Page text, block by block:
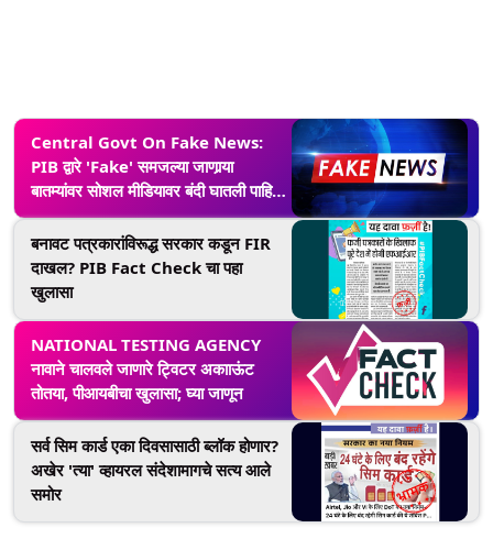
Central Govt On Fake News:
PIB द्वारे 'Fake' समजल्या जाणार्‍या
बातम्यांवर सोशल मीडियावर बंदी घातली पाहिजे
- केंद्र सरकार
बनावट पत्रकारांविरूद्ध सरकार कडून FIR
दाखल? PIB Fact Check चा पहा
खुलासा
NATIONAL TESTING AGENCY
नावाने चालवले जाणारे ट्विटर अकााऊंट
तोतया, पीआयबीचा खुलासा; घ्या जाणून
सर्व सिम कार्ड एका दिवसासाठी ब्लॉक होणार?
अखेर 'त्या' व्हायरल संदेशामागचे सत्य आले
समोर